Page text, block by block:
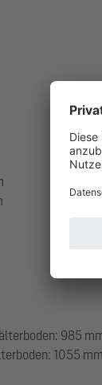
985
1055 mm